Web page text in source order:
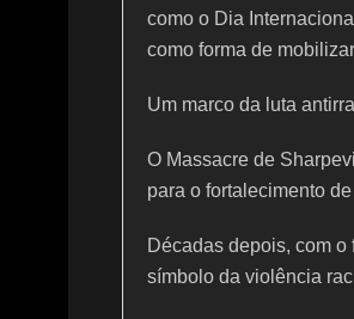
como o Dia
como forma de
Um marco da luta
O Massacre de
para o fortalecimento
Décadas depois, com
símbolo da violência